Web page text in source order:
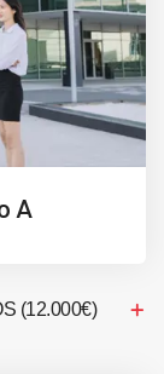
A
(12.000€)